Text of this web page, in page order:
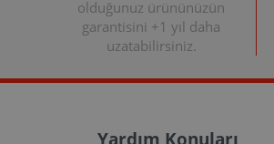
olduğunuz ürününüzün
garantisini +1 yıl daha
uzatabilirsiniz.